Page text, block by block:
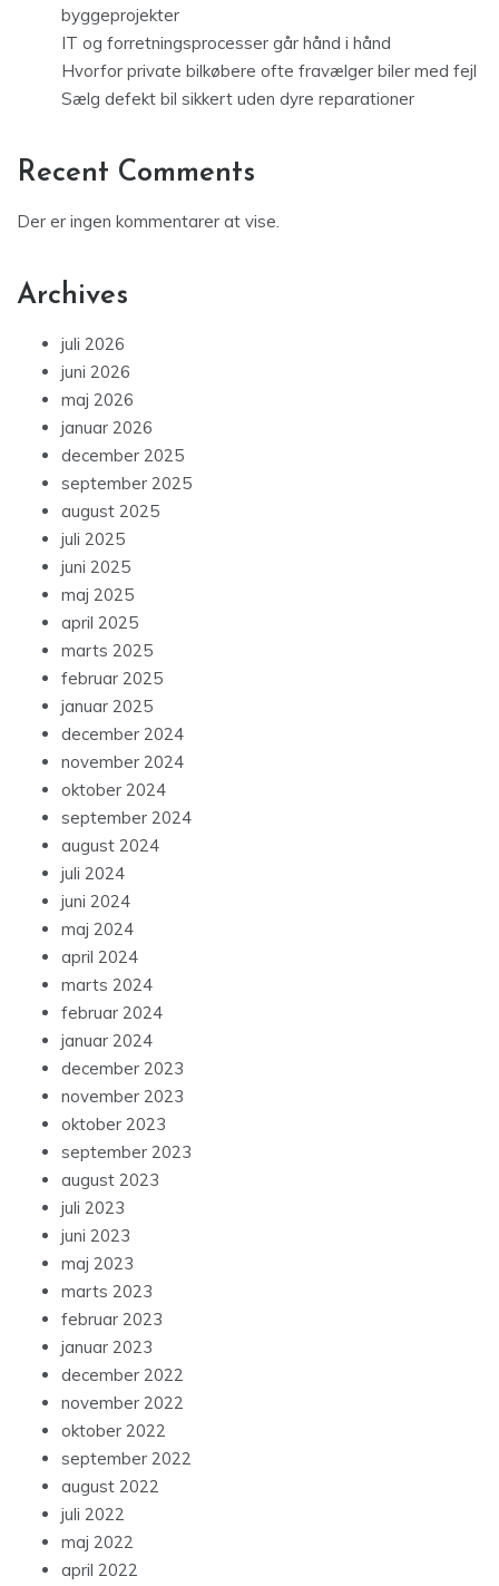
byggeprojekter
IT og forretningsprocesser går hånd i hånd
Hvorfor private bilkøbere ofte fravælger biler med fejl
Sælg defekt bil sikkert uden dyre reparationer
Recent Comments
Der er ingen kommentarer at vise.
Archives
juli 2026
juni 2026
maj 2026
januar 2026
december 2025
september 2025
august 2025
juli 2025
juni 2025
maj 2025
april 2025
marts 2025
februar 2025
januar 2025
december 2024
november 2024
oktober 2024
september 2024
august 2024
juli 2024
juni 2024
maj 2024
april 2024
marts 2024
februar 2024
januar 2024
december 2023
november 2023
oktober 2023
september 2023
august 2023
juli 2023
juni 2023
maj 2023
marts 2023
februar 2023
januar 2023
december 2022
november 2022
oktober 2022
september 2022
august 2022
juli 2022
maj 2022
april 2022